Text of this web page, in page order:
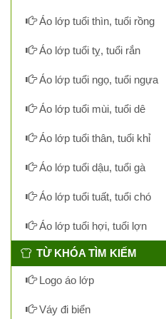
Áo lớp tuổi thìn, tuổi rồng
Áo lớp tuổi tỵ, tuổi rắn
Áo lớp tuổi ngọ, tuổi ngựa
Áo lớp tuổi mùi, tuổi dê
Áo lớp tuổi thân, tuổi khỉ
Áo lớp tuổi dậu, tuổi gà
Áo lớp tuổi tuất, tuổi chó
Áo lớp tuổi hợi, tuổi lợn
TỪ KHÓA TÌM KIẾM
Logo áo lớp
Váy đi biển